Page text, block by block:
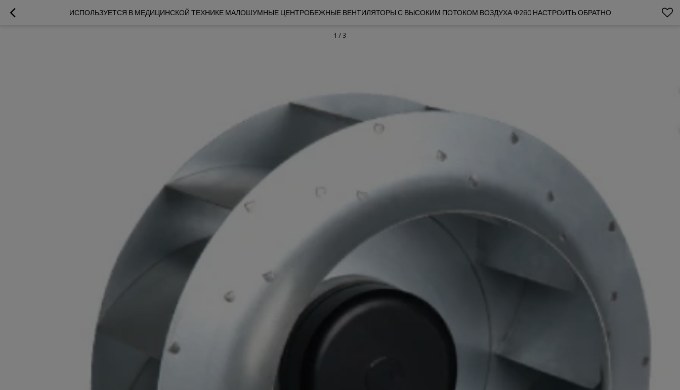
ИСПОЛЬЗУЕТСЯ В МЕДИЦИНСКОЙ ТЕХНИКЕ МАЛОШУМНЫЕ ЦЕНТРОБЕЖНЫЕ ВЕНТИЛЯТОРЫ С ВЫСОКИМ ПОТОКОМ ВОЗДУХА Φ280 НАСТРОИТЬ ОБРАТНО
1 /3